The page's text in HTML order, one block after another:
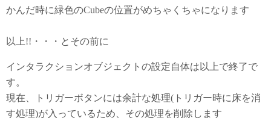
かんだ時に緑色のCubeの位置がめちゃくちゃになります
以上!!・・・とその前に
インタラクションオブジェクトの設定自体は以上で終了で
す。
現在、トリガーボタンには余計な処理(トリガー時に床を消
す処理)が入っているため、その処理を削除します